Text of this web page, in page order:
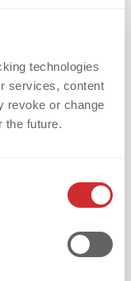
technologies
services, content
revoke or change
the future.
richtig